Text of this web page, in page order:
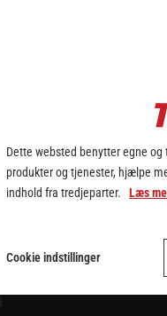
Dette websted benytter egne
produkter og tjenester, hjælpe
indhold fra tredjeparter. Læs
Cookie indstillinger